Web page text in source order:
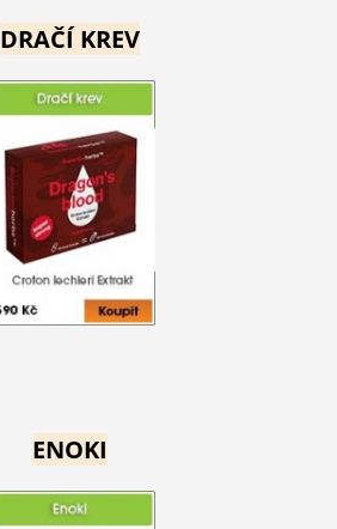
DRAČÍ KREV
ENOKI